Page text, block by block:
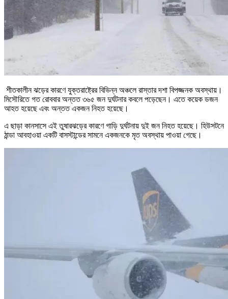
শীতকালীন ঝড়ের কারণে যুক্তরাষ্ট্রের বিভিন্ন অঞ্চলে রাস্তার দশা বিপজ্জনক অবস্থায়।
মিসৌরিতে গত রোববার অন্তত ৩৬৫ জন দুর্ঘটনার কবলে পড়েছেন। এতে কয়েক ডজন
আহত হয়েছে এবং অন্তত একজন নিহত হয়েছে।
এ ছাড়া কানসাসে এই তুষারঝড়ের কারণে গাড়ি দুর্ঘটনায় দুই জন নিহত হয়েছে। হিউসটনে
ঠান্ডা আবহাওয়া একটি বাসস্টান্ডের সামনে একজনকে মৃত অবস্থায় পাওয়া গেছে।